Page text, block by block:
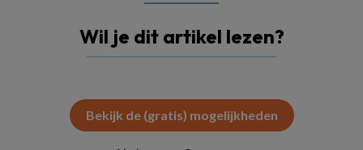
Wil je dit artikel lezen?
Bekijk de (gratis) mogelijkheden